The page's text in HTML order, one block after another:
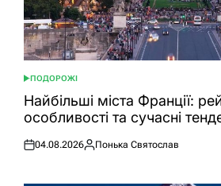
ОПУБЛІКУВАТИ
У
ПОДОРОЖІ
Найбільші міста Франції:
особливості та сучасні
Оприлюднено
04.08.2026
Опубліковано
Понька Святослав